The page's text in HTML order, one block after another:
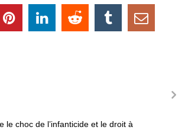
le choc de l’infanticide et le droit à